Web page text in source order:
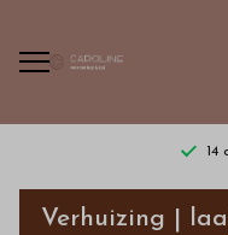
14
Verhuizing |